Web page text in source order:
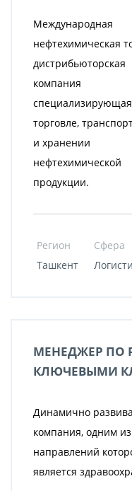
Международная
нефтехимическая
дистрибьюторская
компания
торговле,
и хранении
нефтехимической
продукции.
Регион Сфера
Ташкент
МЕНЕДЖЕР ПО
КЛЮЧЕВЫМИ
Динамично
компания, одним из
направлений
является